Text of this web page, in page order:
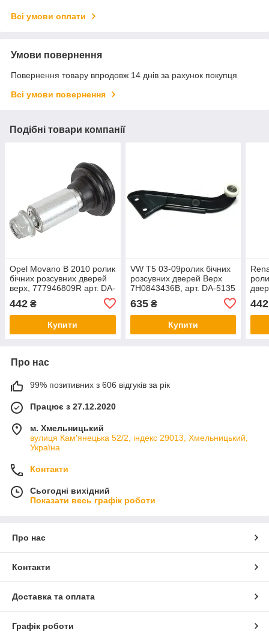
Всі умови оплати
Умови повернення
Повернення товару впродовж 14 днів за рахунок покупця
Всі умови повернення
Подібні товари компанії
Opel Movano B 2010 ролик
бічних розсувних дверей
верх, 777946809R арт. DA-
442 ₴
Купити
VW T5 03-09ролик бічних
розсувних дверей Верх
7H0843436B, арт. DA-5135
635₴
Купити
442
Про нас
99% позитивних з 606 відгуків за рік
Працює з 27.12.2020
м. Хмельницький
вулиця Кам'янецька 52/2, індекс 29013, Хмельницький,
Україна
Контакти
Сьогодні вихідний
Показати весь графік роботи
Про нас
Контакти
Доставка та оплата
Графік роботи